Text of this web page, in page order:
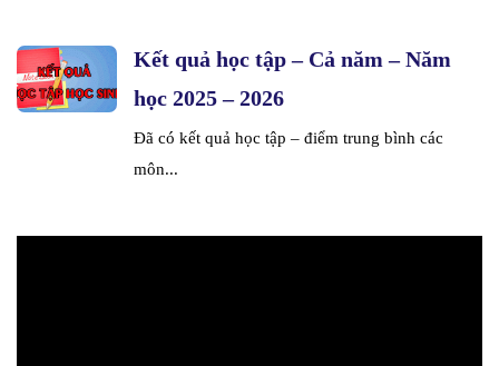
Kết quả học tập – Cả năm – Năm
học 2025 – 2026
Đã có kết quả học tập – điểm trung bình các
môn...